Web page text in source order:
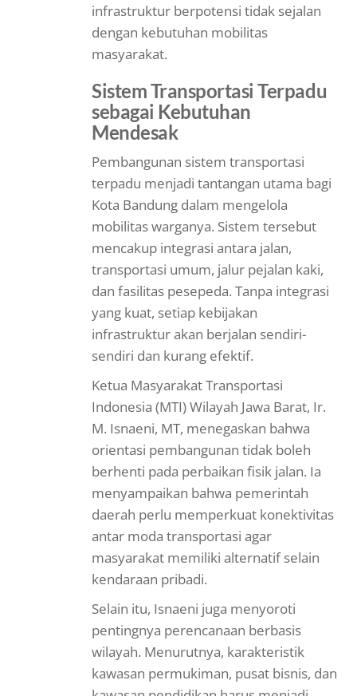
infrastruktur berpotensi tidak sejalan
dengan kebutuhan mobilitas
masyarakat.
Sistem Transportasi Terpadu
sebagai Kebutuhan
Mendesak
Pembangunan sistem transportasi
terpadu menjadi tantangan utama bagi
Kota Bandung dalam mengelola
mobilitas warganya. Sistem tersebut
mencakup integrasi antara jalan,
transportasi umum, jalur pejalan kaki,
dan fasilitas pesepeda. Tanpa integrasi
yang kuat, setiap kebijakan
infrastruktur akan berjalan sendiri-
sendiri dan kurang efektif.
Ketua Masyarakat Transportasi
Indonesia (MTI) Wilayah Jawa Barat, Ir.
M. Isnaeni, MT, menegaskan bahwa
orientasi pembangunan tidak boleh
berhenti pada perbaikan fisik jalan. Ia
menyampaikan bahwa pemerintah
daerah perlu memperkuat konektivitas
antar moda transportasi agar
masyarakat memiliki alternatif selain
kendaraan pribadi.
Selain itu, Isnaeni juga menyoroti
pentingnya perencanaan berbasis
wilayah. Menurutnya, karakteristik
kawasan permukiman, pusat bisnis, dan